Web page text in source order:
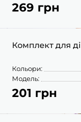
269 грн
Кольори:
Модель:
201 грн